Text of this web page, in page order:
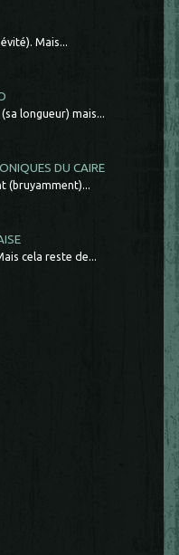
Mais...
longueur) mais...
DU CAIRE
(bruyamment)...
cela reste de...